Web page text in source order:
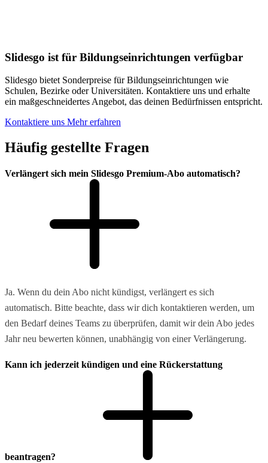
Slidesgo ist für Bildungseinrichtungen verfügbar
Slidesgo bietet Sonderpreise für Bildungseinrichtungen wie
Schulen, Bezirke oder Universitäten. Kontaktiere uns und erhalte
ein maßgeschneidertes Angebot, das deinen Bedürfnissen entspricht.
Kontaktiere uns Mehr erfahren
Häufig gestellte Fragen
Verlängert sich mein Slidesgo Premium-Abo automatisch?
Ja. Wenn du dein Abo nicht kündigst, verlängert es sich
automatisch. Bitte beachte, dass wir dich kontaktieren werden, um
den Bedarf deines Teams zu überprüfen, damit wir dein Abo jedes
Jahr neu bewerten können, unabhängig von einer Verlängerung.
Kann ich jederzeit kündigen und eine Rückerstattung
beantragen?